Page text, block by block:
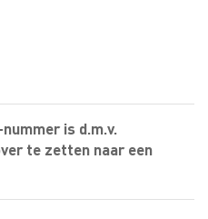
is d.m.v.
te zetten naar een